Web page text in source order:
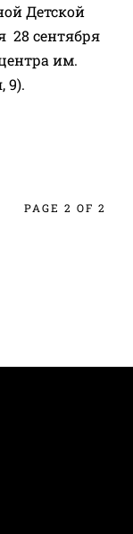
Детской
28 сентября
им.
9).
PAGE 2 OF 2